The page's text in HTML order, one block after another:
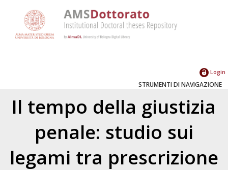
Login
STRUMENTI DI NAVIGAZIONE
Il tempo della giustizia
penale: studio sui
legami tra prescrizione